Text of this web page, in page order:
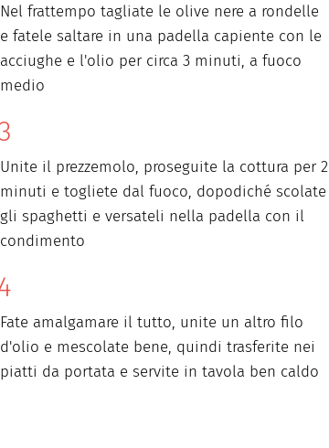
Nel frattempo tagliate le olive nere a rondelle
e fatele saltare in una padella capiente con le
acciughe e l'olio per circa 3 minuti, a fuoco
medio
Unite il prezzemolo, proseguite la cottura per 2
minuti e togliete dal fuoco, dopodiché scolate
gli spaghetti e versateli nella padella con il
condimento
Fate amalgamare il tutto, unite un altro filo
d'olio e mescolate bene, quindi trasferite nei
piatti da portata e servite in tavola ben caldo